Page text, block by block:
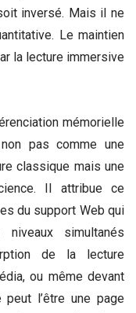
inversé. Mais il ne
Le maintien
la lecture immersive
mémorielle
pas comme une
classique mais une
Il attribue ce
du support Web qui
simultanés
de la lecture
ou même devant
l’être une page